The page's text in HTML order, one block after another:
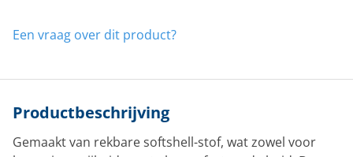
Een vraag over dit product?
Productbeschrijving
Gemaakt van rekbare softshell-stof, wat zowel voor